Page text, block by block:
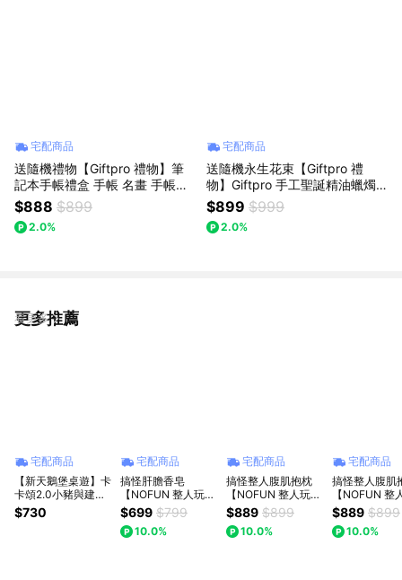
宅配商品
送隨機禮物【Giftpro 禮物】筆
記本手帳禮盒 手帳 名畫 手帳本
筆記本禮盒 (隨機出貨版)
$888 $899
2.0%
宅配商品
送隨機永生花束【Giftpro 禮
物】Giftpro 手工聖誕精油蠟燭
組合🎄聖誕禮物組合🎁🎄 (隨機
出貨版)
$899 $999
2.0%
更多推薦
看更多
宅配商品
【新天鵝堡桌遊】卡
卡頌2.0小豬與建築
師擴充
Carcassonne 2.0
$730
宅配商品
搞怪肝膽香皂
【NOFUN 整人玩
具】 NOFUN 爆款
肝膽香皂 搞笑肥皂
造型肥皂 手工肥 精
$699 $799
10.0%
宅配商品
搞怪整人腹肌抱枕
【NOFUN 整人玩
具】 NOFUN 爆款
腹肌抱枕毛絨玩具
玩偶抱枕 腹肌抱枕
$889 $899
10.0%
宅配商品
搞怪整人腹肌
【NOFUN 整
具】 NOFUN
腹肌抱枕毛絨
玩偶抱枕 腹肌
$889 $899
10.0%